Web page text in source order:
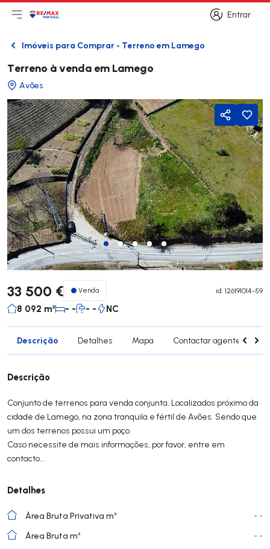
Entrar
Entrar
Abri menu principal
LogoIr para página inicial
VoltarImóveis para Comprar - Terreno em Lamego
Terreno à venda em Lamego
Avões
Partilhar
33 500 € Venda id. 126191014-59
8 092 m² - - - - NC
Descrição Detalhes Mapa Contactar agente
Descrição
Conjunto de terrenos para venda conjunta. Localizados próximo da
cidade de Lamego, na zona tranquila e fértil de Avões. Sendo que
um dos terrenos possui um poço.
Caso necessite de mais informações, por favor, entre em
contacto...
Detalhes
Área Bruta Privativa m²
- -
Área Bruta m²
- -